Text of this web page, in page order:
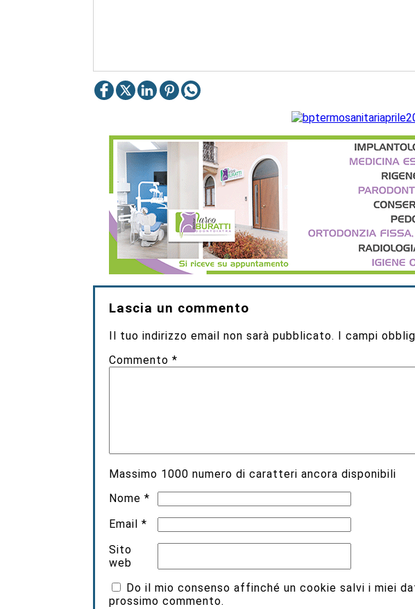
Lascia un commento
Il tuo indirizzo email non sarà pubblicato. I campi
Commento*
Massimo 1000 numero di caratteri ancora disponibili
Nome*
Email*
Sito
web
Do il mio consenso affinché un cookie salvi i miei
prossimo commento.